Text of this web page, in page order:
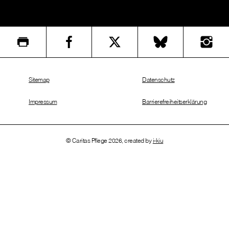
© Caritas Pflege 2026, created by i-kiu
Sitemap
Impressum
Datenschutz
Barrierefreiheitserklärung